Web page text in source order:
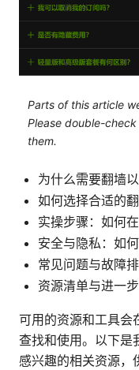
Parts of this article
Please double-
them.
为什么需要翻墙
如何选择合适的
实操步骤：如何
安全与隐私：如
常见问题与故障
资源清单与进一
可用的资源和工具会
查找和使用。以下是
感兴趣的相关资源